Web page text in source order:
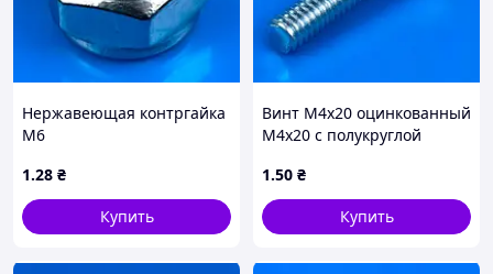
Нержавеющая контргайка
М6
1.28 ₴
Купить
Винт М4х20 оцинкованный
М4х20 с полукруглой
1.50 ₴
Купить